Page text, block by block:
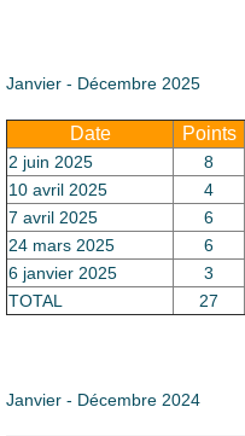
Janvier - Décembre 2025
Date Points
2 juin 2025 8
10 avril 2025
4
7 avril 2025
6
24 mars 2025
6
6 janvier 2025
3
TOTAL
27
Janvier - Décembre 2024